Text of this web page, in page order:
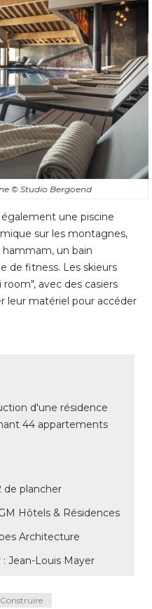
© Studio Bergoend
une piscine
sur les montagnes,
hammam, un bain
de fitness. Les skieurs
avec des casiers
leur matériel pour accéder
d'une résidence
44 appartements
de plancher
Hôtels & Résidences
Architecture
Jean-Louis Mayer
Construire